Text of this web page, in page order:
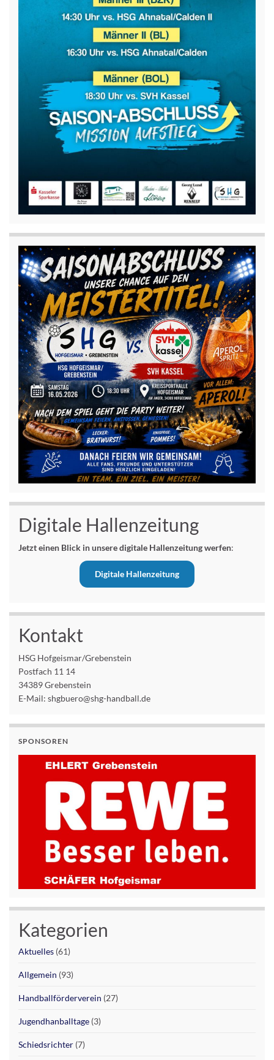
Digitale Hallenzeitung
Jetzt einen Blick in unsere digitale Hallenzeitung werfen:
Digitale Hallenzeitung
Kontakt
HSG Hofgeismar/Grebenstein
Postfach 11 14
34389 Grebenstein
E-Mail: shgbuero@shg-handball.de
SPONSOREN
Kategorien
Aktuelles (61)
Allgemein (93)
Handballförderverein (27)
Jugendhanballtage (3)
Schiedsrichter (7)